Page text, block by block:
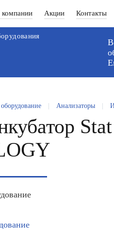
Акции Контакты
Анализаторы